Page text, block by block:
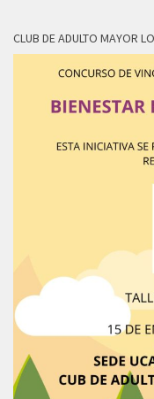
CLUB DE ADULTO MAYOR